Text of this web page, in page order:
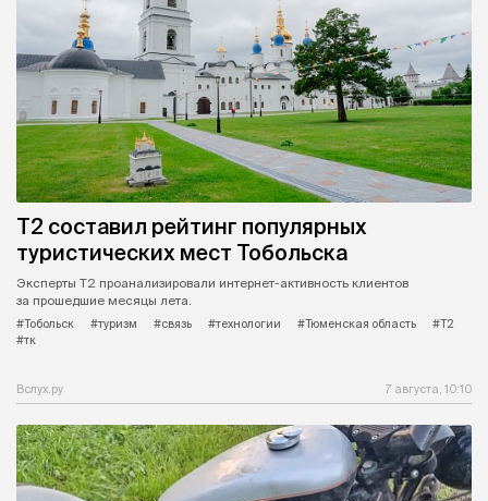
Т2 составил рейтинг популярных
туристических мест Тобольска
Эксперты Т2 проанализировали интернет-активность клиентов
за прошедшие месяцы лета.
#Тобольск
#туризм #связь #технологии #Тюменская область
#Т2
#тк
Вслух.ру 7 августа, 10:10